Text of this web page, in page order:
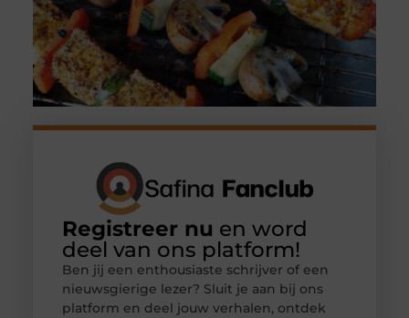
Registreer nu en word
deel van ons platform!
Ben jij een enthousiaste schrijver of een
nieuwsgierige lezer? Sluit je aan bij ons
platform en deel jouw verhalen, ontdek